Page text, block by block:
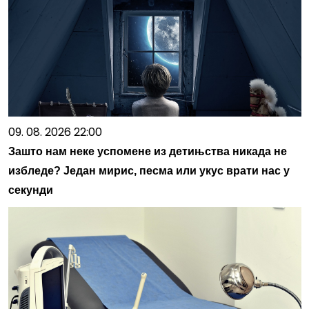
09. 08. 2026 22:00
Зашто нам неке успомене из детињства никада не
избледе? Један мирис, песма или укус врати нас у
секунди